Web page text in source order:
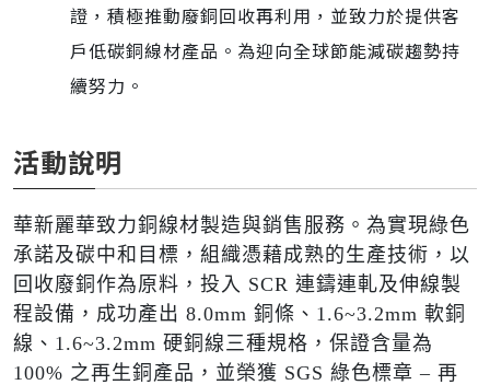
證，積極推動廢銅回收再利用，並致力於提供客
戶低碳銅線材產品。為迎向全球節能減碳趨勢持
續努力。
活動說明
華新麗華致力銅線材製造與銷售服務。為實現綠色
承諾及碳中和目標，組織憑藉成熟的生產技術，以
回收廢銅作為原料，投入 SCR 連鑄連軋及伸線製
程設備，成功產出 8.0mm 銅條、1.6~3.2mm 軟銅
線、1.6~3.2mm 硬銅線三種規格，保證含量為
100% 之再生銅產品，並榮獲 SGS 綠色標章 – 再